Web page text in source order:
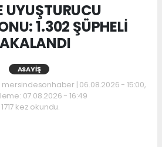
UYUŞTURUCU
1.302 ŞÜPHELİ
ASAYIŞ
| 06.08.2026 - 15:00,
07.08.2026 - 16:49
1717 kez okundu.